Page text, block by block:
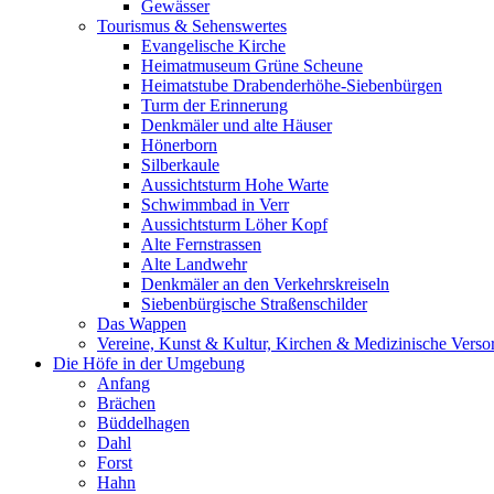
Gewässer
Tourismus & Sehenswertes
Evangelische Kirche
Heimatmuseum Grüne Scheune
Heimatstube Drabenderhöhe-Siebenbürgen
Turm der Erinnerung
Denkmäler und alte Häuser
Hönerborn
Silberkaule
Aussichtsturm Hohe Warte
Schwimmbad in Verr
Aussichtsturm Löher Kopf
Alte Fernstrassen
Alte Landwehr
Denkmäler an den Verkehrskreiseln
Siebenbürgische Straßenschilder
Das Wappen
Vereine, Kunst & Kultur, Kirchen & Medizinische
Die Höfe in der Umgebung
Anfang
Brächen
Büddelhagen
Dahl
Forst
Hahn